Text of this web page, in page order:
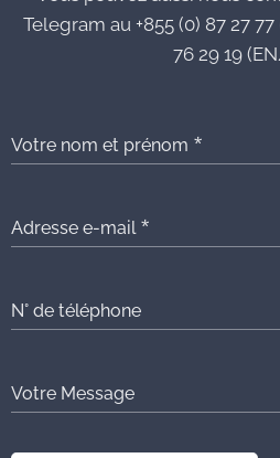
Telegram au +855 (0) 87 27
76 29 19
Votre nom et prénom
Adresse e-mail
N° de téléphone
Votre Message